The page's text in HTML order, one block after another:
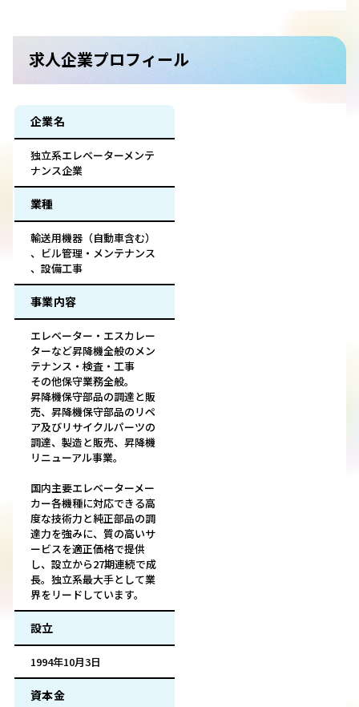
求人企業プロフィール
企業名
独立系エレベーターメンテ
ナンス企業
業種
輸送用機器（自動車含む）
、ビル管理・メンテナンス
、設備工事
事業内容
エレベーター・エスカレー
ターなど昇降機全般のメン
テナンス・検査・工事
その他保守業務全般。
昇降機保守部品の調達と販
売、昇降機保守部品のリペ
ア及びリサイクルパーツの
調達、製造と販売、昇降機
リニューアル事業。
国内主要エレベーターメー
カー各機種に対応できる高
度な技術力と純正部品の調
達力を強みに、質の高いサ
ービスを適正価格で提供
し、設立から27期連続で成
長。独立系最大手として業
界をリードしています。
設立
1994年10月3日
資本金